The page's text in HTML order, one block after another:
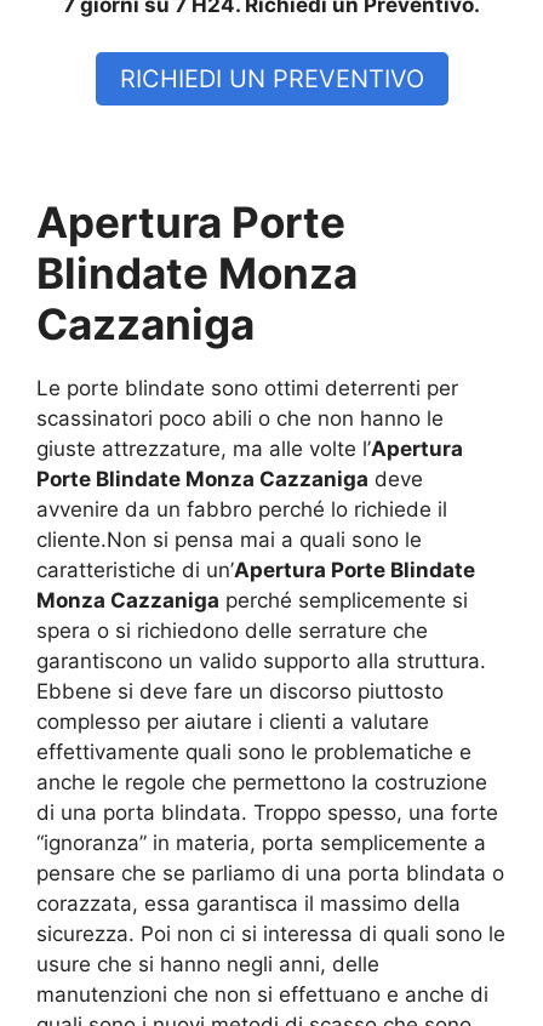
7 giorni su 7 H24. Richiedi un Preventivo.
RICHIEDI UN PREVENTIVO
Apertura Porte
Blindate Monza
Cazzaniga
Le porte blindate sono ottimi deterrenti per
scassinatori poco abili o che non hanno le
giuste attrezzature, ma alle volte l’Apertura
Porte Blindate Monza Cazzaniga deve
avvenire da un fabbro perché lo richiede il
cliente.Non si pensa mai a quali sono le
caratteristiche di un’Apertura Porte Blindate
Monza Cazzaniga perché semplicemente si
spera o si richiedono delle serrature che
garantiscono un valido supporto alla struttura.
Ebbene si deve fare un discorso piuttosto
complesso per aiutare i clienti a valutare
effettivamente quali sono le problematiche e
anche le regole che permettono la costruzione
di una porta blindata. Troppo spesso, una forte
“ignoranza” in materia, porta semplicemente a
pensare che se parliamo di una porta blindata o
corazzata, essa garantisca il massimo della
sicurezza. Poi non ci si interessa di quali sono le
usure che si hanno negli anni, delle
manutenzioni che non si effettuano e anche di